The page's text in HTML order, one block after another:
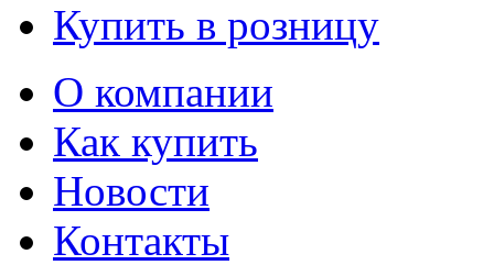
Купить в розницу
О компании
Как купить
Новости
Контакты